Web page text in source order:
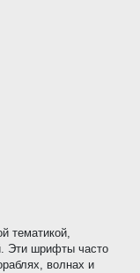
тематикой,
Эти шрифты часто
волнах и